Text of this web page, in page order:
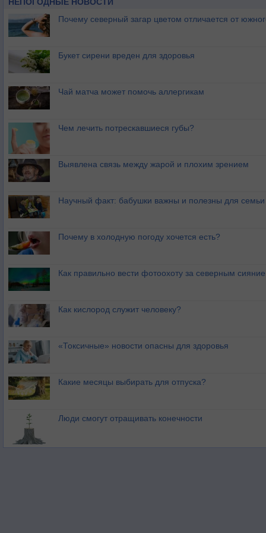
НЕПОГОДНЫЕ НОВОСТИ
Почему северный загар цветом отличается от
Букет сирени вреден для здоровья
Чай матча может помочь аллергикам
Чем лечить потрескавшиеся губы?
Выявлена связь между жарой и плохим зрением
Научный факт: бабушки важны и полезны для семьи
Почему в холодную погоду хочется есть?
Как правильно вести фотоохоту за северным
Как кислород служит человеку?
«Токсичные» новости опасны для здоровья
Какие месяцы выбирать для отпуска?
Люди смогут отращивать конечности